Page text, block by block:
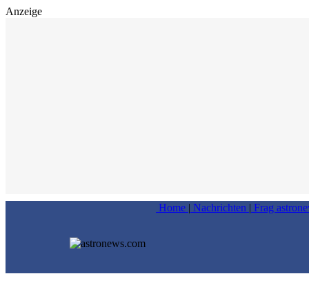
Anzeige
Home | Nachrichten | Frag